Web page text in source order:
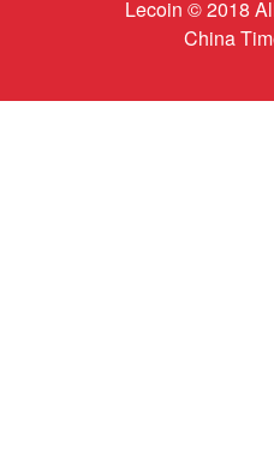
Lecoin © 2018
China